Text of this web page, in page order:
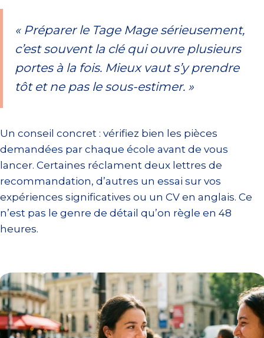
« Préparer le Tage Mage sérieusement,
c’est souvent la clé qui ouvre plusieurs
portes à la fois. Mieux vaut s’y prendre
tôt et ne pas le sous-estimer. »
Un conseil concret : vérifiez bien les pièces
demandées par chaque école avant de vous
lancer. Certaines réclament deux lettres de
recommandation, d’autres un essai sur vos
expériences significatives ou un CV en anglais. Ce
n’est pas le genre de détail qu’on règle en 48
heures.